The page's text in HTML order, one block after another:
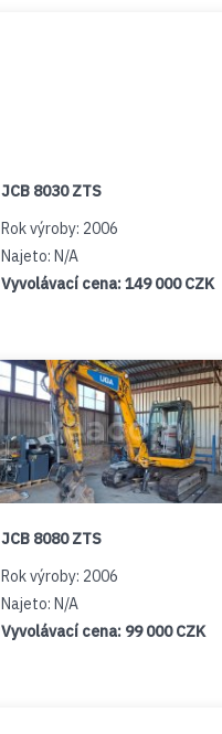
JCB 8030 ZTS
Rok výroby: 2006
Najeto: N/A
Vyvolávací cena:149 000 CZK
JCB 8080 ZTS
Rok výroby: 2006
Najeto: N/A
Vyvolávací cena: 99 000 CZK